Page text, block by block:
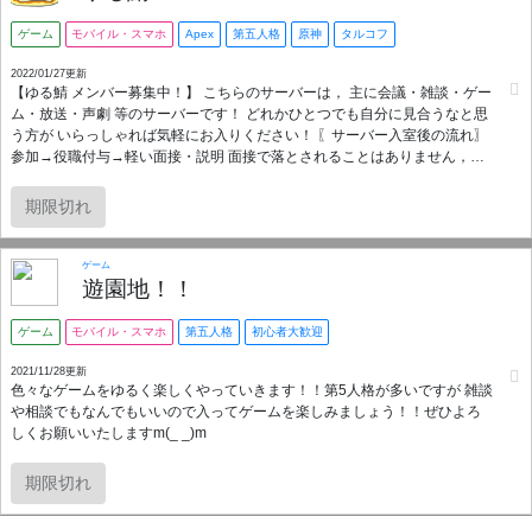
てます♪(大会は気持ち的な賞品有) Among us以外にもFEIGN、APEX、雀
魂、第五人格、ブラウザゲームなど幅広く募集あり。自分からも募集して
くれる方、昼夜問わず常駐いただける方、雑談好きな方大歓迎です♪ 正しい
URLは↓になります。 https://discord.gg/amongus-isekai
ゲーム モバイル・スマホ Apex 第五人格 原神 タルコフ
2022/01/27更新
【ゆる鯖 メンバー募集中！】 こちらのサーバーは， 主に会議・雑談・ゲー
ム・放送・声劇 等のサーバーです！ どれかひとつでも自分に見合うなと思
う方が いらっしゃれば気軽にお入りください！ 〖サーバー入室後の流れ〗
参加→役職付与→軽い面接・説明 面接で落とされることはありません，説
方 ・雑談好きな方 ・ゲーム好きな方 ・放送類，声劇等が好きな方 ・声フ
ェチな方 等々，お待ちしてます！ ※第五人格・Apexの割合多め 〖主な成
分〗雑談，会議， ゲーム，配信，声劇 〖品名〗ゆる鯖 〖原材料名〗第五人
格(identityV)，Apex，ARK，マイクラ，PUBG mobile，DAYZ，FGO，コン
パス，etc... 〖内容量〗85名
期限切れ
ゲーム
遊園地！！
ゲーム モバイル・スマホ 第五人格 初心者大歓迎
2021/11/28更新
色々なゲームをゆるく楽しくやっていきます！！第5人格が多いですが 雑談
や相談でもなんでもいいので入ってゲームを楽しみましょう！！ぜひよろ
しくお願いいたしますm(_ _)m
期限切れ